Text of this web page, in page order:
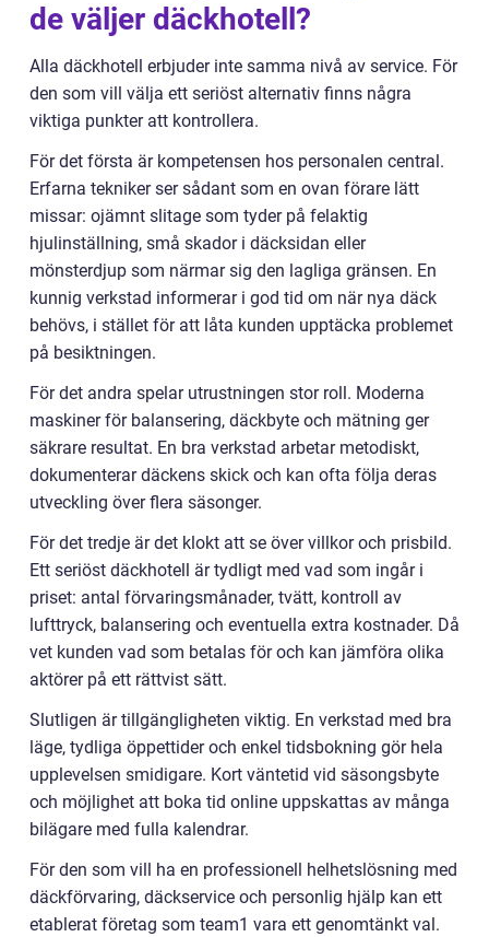
de väljer däckhotell?
Alla däckhotell erbjuder inte samma nivå av service. För
den som vill välja ett seriöst alternativ finns några
viktiga punkter att kontrollera.
För det första är kompetensen hos personalen central.
Erfarna tekniker ser sådant som en ovan förare lätt
missar: ojämnt slitage som tyder på felaktig
hjulinställning, små skador i däcksidan eller
mönsterdjup som närmar sig den lagliga gränsen. En
kunnig verkstad informerar i god tid om när nya däck
behövs, i stället för att låta kunden upptäcka problemet
på besiktningen.
För det andra spelar utrustningen stor roll. Moderna
maskiner för balansering, däckbyte och mätning ger
säkrare resultat. En bra verkstad arbetar metodiskt,
dokumenterar däckens skick och kan ofta följa deras
utveckling över flera säsonger.
För det tredje är det klokt att se över villkor och prisbild.
Ett seriöst däckhotell är tydligt med vad som ingår i
priset: antal förvaringsmånader, tvätt, kontroll av
lufttryck, balansering och eventuella extra kostnader. Då
vet kunden vad som betalas för och kan jämföra olika
aktörer på ett rättvist sätt.
Slutligen är tillgängligheten viktig. En verkstad med bra
läge, tydliga öppettider och enkel tidsbokning gör hela
upplevelsen smidigare. Kort väntetid vid säsongsbyte
och möjlighet att boka tid online uppskattas av många
bilägare med fulla kalendrar.
För den som vill ha en professionell helhetslösning med
däckförvaring, däckservice och personlig hjälp kan ett
etablerat företag som team1 vara ett genomtänkt val.